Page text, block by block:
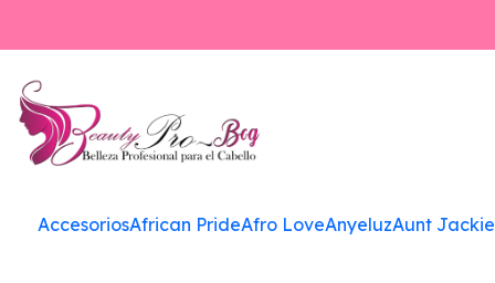
AccesoriosAfrican PrideAfro LoveAnyeluzAunt